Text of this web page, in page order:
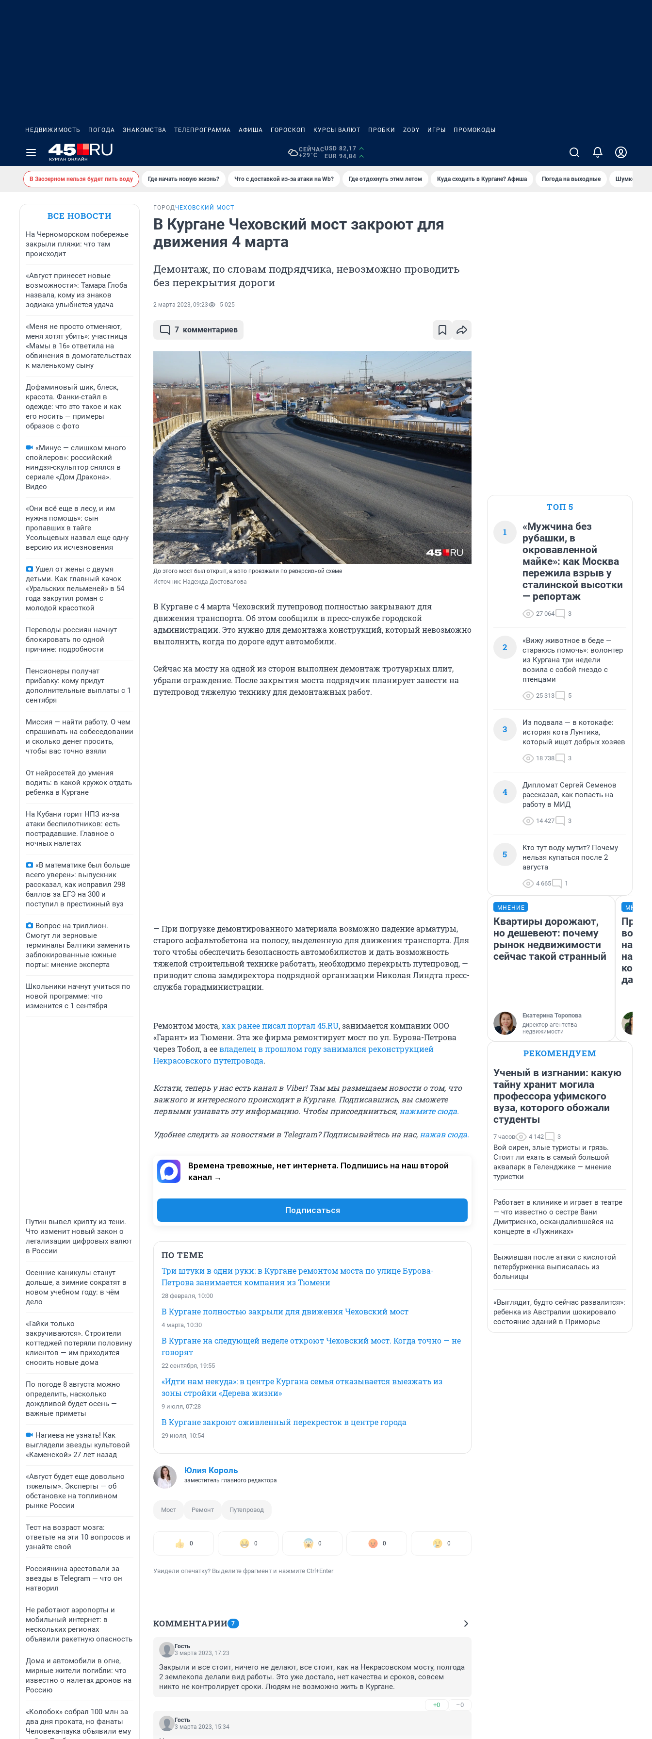
НЕДВИЖИМОСТЬ ПОГОДА ЗНАКОМСТВА ТЕЛЕПРОГРАММА АФИША ГОРОСКОП КУРСЫ ВАЛЮТ ПРОБКИ ZODY ИГРЫ ПРОМОКОДЫ
СЕЙЧАС
+29°C
USD 82,17
EUR 94,84
В Заозерном нельзя будет пить воду Где начать новую жизнь? Что с доставкой из-за атаки на Wb? Где отдохнуть этим летом Куда сходить в Кургане? Афиша Погода на выходные Шумков в
ВСЕ НОВОСТИ
На Черноморском побережье
закрыли пляжи: что там
происходит
«Август принесет новые
возможности»: Тамара Глоба
назвала, кому из знаков
зодиака улыбнется удача
«Меня не просто отменяют,
меня хотят убить»: участница
«Мамы в 16» ответила на
обвинения в домогательствах
к маленькому сыну
Дофаминовый шик, блеск,
красота. Фанки-стайл в
одежде: что это такое и как
его носить — примеры
образов с фото
«Минус — слишком много
спойлеров»: российский
ниндзя-скульптор снялся в
сериале «Дом Дракона».
Видео
«Они всё еще в лесу, и им
нужна помощь»: сын
пропавших в тайге
Усольцевых назвал еще одну
версию их исчезновения
Ушел от жены с двумя
детьми. Как главный качок
«Уральских пельменей» в 54
года закрутил роман с
молодой красоткой
Переводы россиян начнут
блокировать по одной
причине: подробности
Пенсионеры получат
прибавку: кому придут
дополнительные выплаты с 1
сентября
Миссия — найти работу. О чем
спрашивать на собеседовании
и сколько денег просить,
чтобы вас точно взяли
От нейросетей до умения
водить: в какой кружок отдать
ребенка в Кургане
На Кубани горит НПЗ из-за
атаки беспилотников: есть
пострадавшие. Главное о
ночных налетах
«В математике был больше
всего уверен»: выпускник
рассказал, как исправил 298
баллов за ЕГЭ на 300 и
поступил в престижный вуз
Вопрос на триллион.
Смогут ли зерновые
терминалы Балтики заменить
заблокированные южные
порты: мнение эксперта
Школьники начнут учиться по
новой программе: что
изменится с 1 сентября
Путин вывел крипту из тени.
Что изменит новый закон о
легализации цифровых валют
в России
Осенние каникулы станут
дольше, а зимние сократят в
новом учебном году: в чём
дело
«Гайки только
закручиваются». Строители
коттеджей потеряли половину
клиентов — им приходится
сносить новые дома
По погоде 8 августа можно
определить, насколько
дождливой будет осень —
важные приметы
Нагиева не узнать! Как
выглядели звезды культовой
«Каменской» 27 лет назад
«Август будет еще довольно
тяжелым». Эксперты — об
обстановке на топливном
рынке России
Тест на возраст мозга:
ответьте на эти 10 вопросов и
узнайте свой
Россиянина арестовали за
звезды в Telegram — что он
натворил
Не работают аэропорты и
мобильный интернет: в
нескольких регионах
объявили ракетную опасность
Дома и автомобили в огне,
мирные жители погибли: что
известно о налетах дронов на
Россию
«Колобок» собрал 100 млн за
два дня проката, но фанаты
Человека-паука объявили ему
ГОРОДЧЕХОВСКИЙ МОСТ
В Кургане Чеховский мост закроют для
движения 4 марта
Демонтаж, по словам подрядчика, невозможно проводить
без перекрытия дороги
2 марта 2023, 09:23 5 025
7 комментариев
До этого мост был открыт, а авто проезжали по реверсивной схеме
Источник: Надежда Достовалова
В Кургане с 4 марта Чеховский путепровод полностью закрывают для
движения транспорта. Об этом сообщили в пресс-службе городской
администрации. Это нужно для демонтажа конструкций, который невозможно
выполнить, когда по дороге едут автомобили.
Сейчас на мосту на одной из сторон выполнен демонтаж тротуарных плит,
убрали ограждение. После закрытия моста подрядчик планирует завести на
путепровод тяжелую технику для демонтажных работ.
— При погрузке демонтированного материала возможно падение арматуры,
старого асфальтобетона на полосу, выделенную для движения транспорта. Для
того чтобы обеспечить безопасность автомобилистов и дать возможность
тяжелой строительной технике работать, необходимо перекрыть путепровод, —
приводит слова замдиректора подрядной организации Николая Линдта пресс-
служба горадминистрации.
Ремонтом моста,как ранее писал портал 45.RU, занимается компании ООО
«Гарант» из Тюмени. Эта же фирма ремонтирует мост по ул. Бурова-Петрова
через Тобол, а еевладелец в прошлом году занимался реконструкцией
Некрасовского путепровода.
Кстати, теперь у нас есть канал в Viber! Там мы размещаем новости о том, что
важного и интересного происходит в Кургане. Подписавшись, вы сможете
первыми узнавать эту информацию. Чтобы присоединиться, нажмите сюда.
Удобнее следить за новостями в Telegram? Подписывайтесь на нас, нажав сюда.
Времена тревожные, нет интернета. Подпишись на наш второй
канал →
Подписаться
ПО ТЕМЕ
Три штуки в одни руки: в Кургане ремонтом моста по улице Бурова-
Петрова занимается компания из Тюмени
28 февраля, 10:00
В Кургане полностью закрыли для движения Чеховский мост
4 марта, 10:30
В Кургане на следующей неделе откроют Чеховский мост. Когда точно — не
говорят
22 сентября, 19:55
«Идти нам некуда»: в центре Кургана семья отказывается выезжать из
зоны стройки «Дерева жизни»
9 июля, 07:28
В Кургане закроют оживленный перекресток в центре города
29 июля, 10:54
Юлия Король
заместитель главного редактора
Мост Ремонт Путепровод
0 0 0 0 0
Увидели опечатку? Выделите фрагмент и нажмите Ctrl+Enter
КОММЕНТАРИИ 7
Гость
3 марта 2023, 17:23
Закрыли и все стоит, ничего не делают, все стоит, как на Некрасовском мосту, полгода
2 землекопа делали вид работы. Это уже достало, нет качества и сроков, совсем
никто не контролирует сроки. Людям не возможно жить в Кургане.
+0 –0
Гость
3 марта 2023, 15:34
ТОП 5
1
«Мужчина без
рубашки, в
окровавленной
майке»: как Москва
пережила взрыв у
сталинской высотки
— репортаж
27 064 3
2
«Вижу животное в беде —
стараюсь помочь»: волонтер
из Кургана три недели
возила с собой гнездо с
птенцами
25 313 5
3
Из подвала — в котокафе:
история кота Лунтика,
который ищет добрых хозяев
18 738 3
4
Дипломат Сергей Семенов
рассказал, как попасть на
работу в МИД
14 427 3
5
Кто тут воду мутит? Почему
нельзя купаться после 2
августа
4 665 1
МНЕНИЕ
Квартиры дорожают,
но дешевеют: почему
рынок недвижимости
сейчас такой странный
Екатерина Торопова
директор агентства
недвижимости
нам
даже
РЕКОМЕНДУЕМ
Ученый в изгнании: какую
тайну хранит могила
профессора уфимского
вуза, которого обожали
студенты
7 часов 4 142 3
Вой сирен, злые туристы и грязь.
Стоит ли ехать в самый большой
аквапарк в Геленджике — мнение
туристки
Работает в клинике и играет в театре
— что известно о сестре Вани
Дмитриенко, оскандалившейся на
концерте в «Лужниках»
Выжившая после атаки с кислотой
петербурженка выписалась из
больницы
«Выглядит, будто сейчас развалится»:
ребенка из Австралии шокировало
состояние зданий в Приморье